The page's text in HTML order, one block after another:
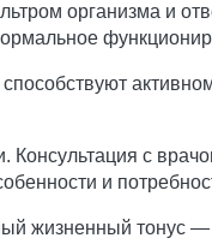
организма и
с
и
жизненный тонус